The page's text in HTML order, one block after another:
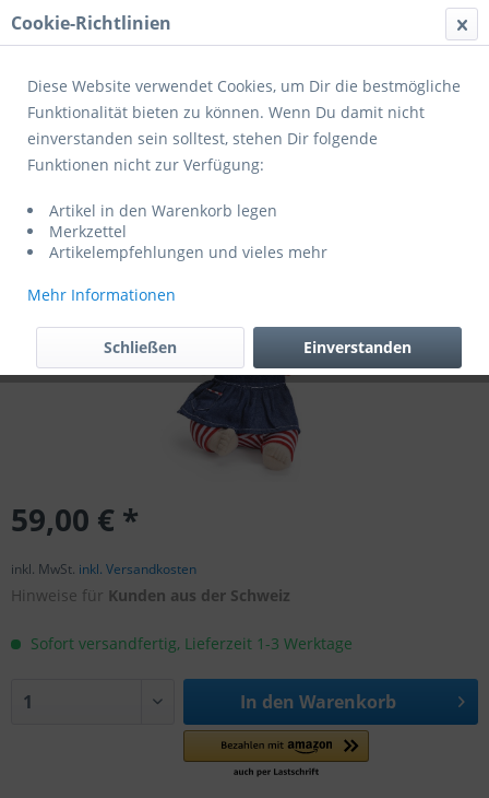
Menü
Übersicht RubensBarn Kids
59,00 € *
inkl. MwSt. inkl. Versandkosten
Hinweise für Kunden aus der Schweiz
Sofort versandfertig, Lieferzeit 1-3 Werktage
In den Warenkorb
Cookie-Richtlinien
Diese Website verwendet Cookies, um Dir die bestmögliche
Funktionalität bieten zu können. Wenn Du damit nicht
einverstanden sein solltest, stehen Dir folgende
Funktionen nicht zur Verfügung:
Artikel in den Warenkorb legen
Merkzettel
Artikelempfehlungen und vieles mehr
Mehr Informationen
Einverstanden
Schließen